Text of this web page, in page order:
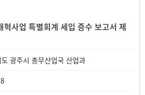
사업 특별회계 세입 증수 보고서 제
도 광주시 총무산업국 산업과